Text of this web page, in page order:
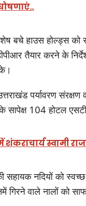
शेष बचे हाउस होल्ड्स
तैयार करने के
पर्यावरण
104 होटल
स्वामी
सहायक नदियों को
गिरने वाले नालों को